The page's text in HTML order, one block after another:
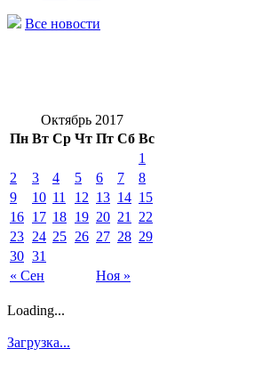
Все новости
Октябрь 2017
Пн Вт Ср Чт Пт Сб Вс
« Сен Ноя »
1
2
3 4 5 6 7
8
9
10 11 12 13 14 15
16 17 18 19 20 21
22
23 24 25 26 27 28 29
30 31
Loading...
Загрузка...